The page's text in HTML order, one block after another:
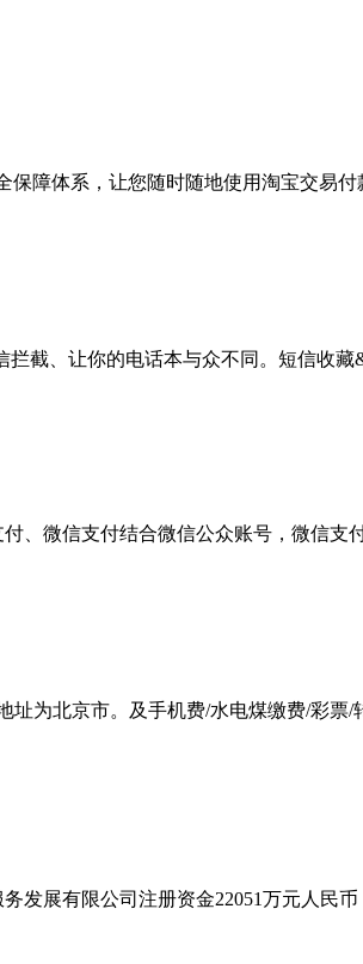
障体系，让您随时随地使用淘宝交易
截、让你的电话本与众不同。短信收
、微信支付结合微信公众账号，微信支
为北京市。及手机费/水电煤缴费/彩票
发展有限公司注册资金22051万元人民